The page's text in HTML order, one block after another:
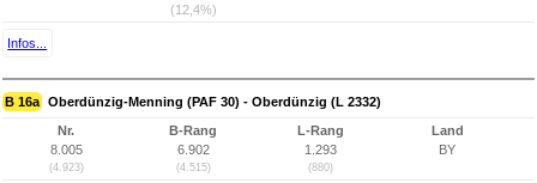
(12,4%)
Infos...
B 16a Oberdünzig-Menning (PAF 30) - Oberdünzig (L 2332)
Nr.
8.005
(4.923)
B-Rang
6.902
(4.515)
L-Rang
1.293
(880)
Land
BY